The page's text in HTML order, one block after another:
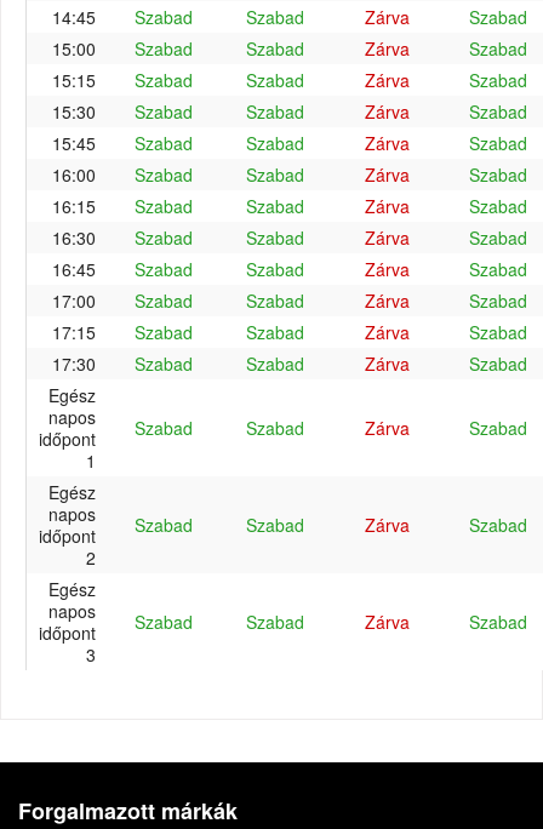
14:45
Szabad Szabad Zárva
Szabad
15:00
Szabad Szabad Zárva
Szabad
15:15
Szabad Szabad Zárva
Szabad
15:30
Szabad Szabad Zárva
Szabad
15:45
Szabad Szabad Zárva
Szabad
16:00
Szabad Szabad Zárva
Szabad
16:15
Szabad Szabad Zárva
Szabad
16:30
Szabad Szabad Zárva
Szabad
16:45
Szabad Szabad Zárva
Szabad
17:00
Szabad Szabad Zárva
Szabad
17:15
Szabad Szabad Zárva
Szabad
17:30
Szabad Szabad Zárva
Szabad
Egész
napos
időpont
1
Szabad Szabad Zárva Szabad
Egész
napos
időpont
2
Szabad Szabad Zárva Szabad
Egész
napos
időpont
3
Szabad Szabad Zárva Szabad
Forgalmazott márkák